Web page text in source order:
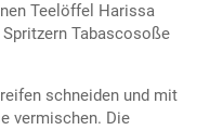
Teelöffel Harissa
Tabascosoße
schneiden und mit
vermischen. Die